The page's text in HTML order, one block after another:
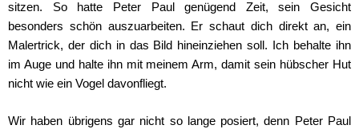
sitzen. So hatte Peter Paul genügend Zeit, sein Gesicht
besonders schön auszuarbeiten. Er schaut dich direkt an, ein
Malertrick, der dich in das Bild hineinziehen soll. Ich behalte ihn
im Auge und halte ihn mit meinem Arm, damit sein hübscher Hut
nicht wie ein Vogel davonfliegt.
Wir haben übrigens gar nicht so lange posiert, denn Peter Paul